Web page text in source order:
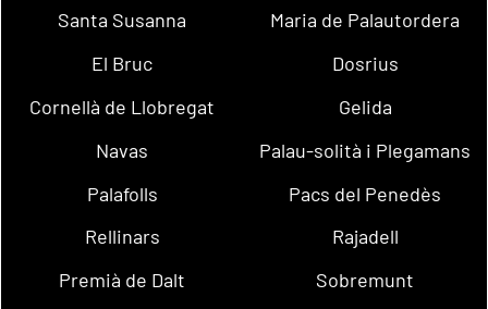
Santa Susanna
Maria de Palautordera
El Bruc
Dosrius
Cornellà de Llobregat
Gelida
Navas
Palau-solità i Plegamans
Palafolls
Pacs del Penedès
Rellinars
Rajadell
Premià de Dalt
Sobremunt